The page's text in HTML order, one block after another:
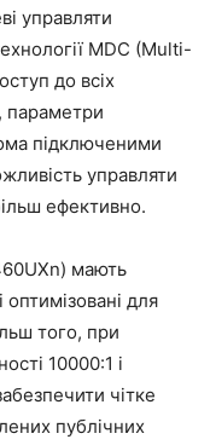
управляти
MDC (Multi-
до всіх
параметри
підключеними
управляти
ефективно.
мають
для
того, при
10000:1 і
чітке
публічних